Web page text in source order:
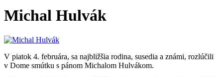
Michal Hulvák
V piatok 4. februára, sa najbližšia rodina, susedia a známi, rozlúčili
v Dome smútku s pánom Michalom Hulvákom.